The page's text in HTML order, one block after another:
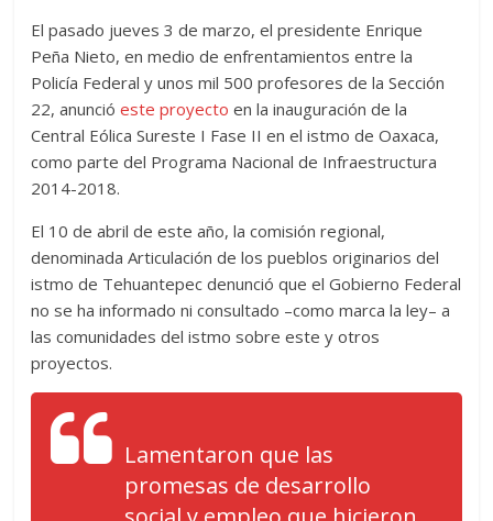
El pasado jueves 3 de marzo, el presidente Enrique
Peña Nieto, en medio de enfrentamientos entre la
Policía Federal y unos mil 500 profesores de la Sección
22, anuncióeste proyecto en la inauguración de la
Central Eólica Sureste I Fase II en el istmo de Oaxaca,
como parte del Programa Nacional de Infraestructura
2014-2018.
El 10 de abril de este año, la comisión regional,
denominada Articulación de los pueblos originarios del
istmo de Tehuantepec denunció que el Gobierno Federal
no se ha informado ni consultado –como marca la ley– a
las comunidades del istmo sobre este y otros
proyectos.
Lamentaron que las
promesas de desarrollo